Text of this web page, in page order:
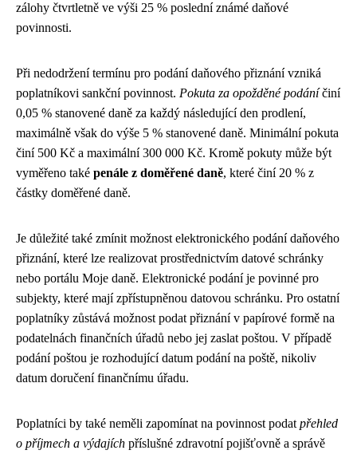
zálohy čtvrtletně ve výši 25 % poslední známé daňové
povinnosti.
Při nedodržení termínu pro podání daňového přiznání vzniká
poplatníkovi sankční povinnost. Pokuta za opožděné podáníčiní
0,05 % stanovené daně za každý následující den prodlení,
maximálně však do výše 5 % stanovené daně. Minimální pokuta
činí 500 Kč a maximální 300 000 Kč. Kromě pokuty může být
vyměřeno také penále z doměřené daně, které činí 20 % z
částky doměřené daně.
Je důležité také zmínit možnost elektronického podání daňového
přiznání, které lze realizovat prostřednictvím datové schránky
nebo portálu Moje daně. Elektronické podání je povinné pro
subjekty, které mají zpřístupněnou datovou schránku. Pro ostatní
poplatníky zůstává možnost podat přiznání v papírové formě na
podatelnách finančních úřadů nebo jej zaslat poštou. V případě
podání poštou je rozhodující datum podání na poště, nikoliv
datum doručení finančnímu úřadu.
Poplatníci by také neměli zapomínat na povinnost podat přehled
o příjmech a výdajích příslušné zdravotní pojišťovně a správě